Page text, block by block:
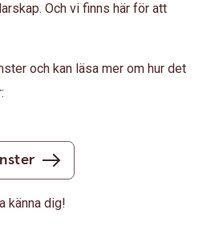
Och vi finns här för att
och kan läsa mer om hur det
känna dig!